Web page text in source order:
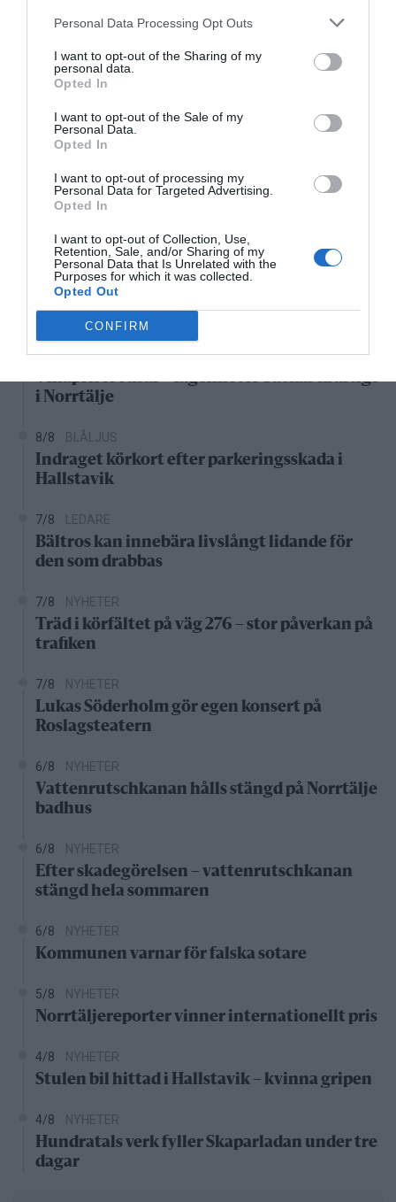
Personal Data Processing Opt Outs
I want to opt-out of the Sharing of my
personal data.
Opted In
I want to opt-out of the Sale of my
Personal Data.
Opted In
I want to opt-out of processing my
Personal Data for Targeted Advertising.
Opted In
I want to opt-out of Collection, Use,
Retention, Sale, and/or Sharing of my
Personal Data that Is Unrelated with the
Purposes for which it was collected.
Opted Out
CONFIRM
26°C
01:00
26°C
02:00
26°C 25°C 25°C
06:00
24°C
Senaste nytt
06:00 NYHETER
Varg och björn utanför Hallstavik
KONSERVATIVA LEDARE
Miljöpartiets höjda drivmedelspriser är hat
mot landsbygden
8/8 NYHETER
Villapriser rusar – lägenheter backar kraftigt
i Norrtälje
8/8 BLÅLJUS
Indraget körkort efter parkeringsskada i
Hallstavik
7/8 LEDARE
Bältros kan innebära livslångt lidande för
den som drabbas
7/8 NYHETER
Träd i körfältet på väg 276 – stor påverkan på
trafiken
7/8 NYHETER
Lukas Söderholm gör egen konsert på
Roslagsteatern
6/8 NYHETER
Vattenrutschkanan hålls stängd på Norrtälje
badhus
6/8 NYHETER
Efter skadegörelsen – vattenrutschkanan
stängd hela sommaren
6/8 NYHETER
Kommunen varnar för falska sotare
5/8 NYHETER
Norrtäljereporter vinner internationellt pris
4/8 NYHETER
Stulen bil hittad i Hallstavik – kvinna gripen
4/8 NYHETER
Hundratals verk fyller Skaparladan under tre
dagar